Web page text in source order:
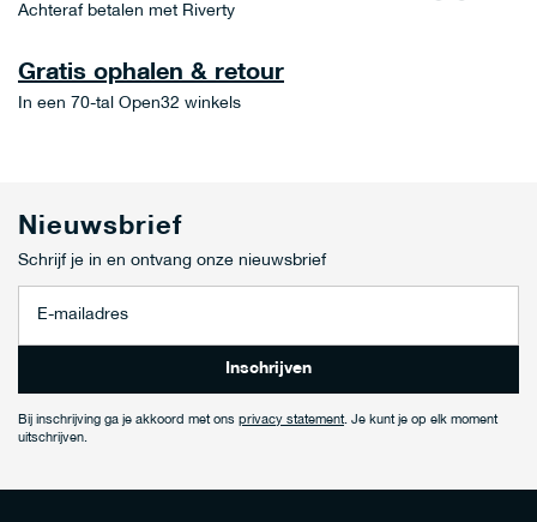
Achteraf betalen met Riverty
Gratis ophalen & retour
In een 70-tal Open32 winkels
Nieuwsbrief
Schrijf je in en ontvang onze nieuwsbrief
o
n
e
e
j
Inschrijven
Bij inschrijving ga je akkoord met ons privacy statement. Je kunt je op elk moment
uitschrijven.